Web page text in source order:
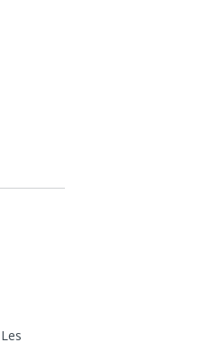
Les